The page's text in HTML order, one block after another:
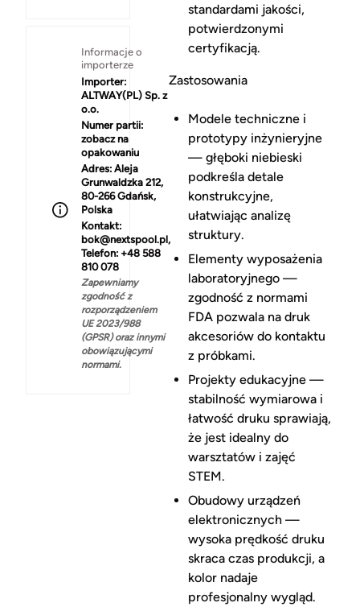
Informacje o
importerze
Importer:
ALTWAY(PL) Sp. z
o.o.
Numer partii:
zobacz na
opakowaniu
Adres: Aleja
Grunwaldzka 212,
80-266 Gdańsk,
Polska
Kontakt:
bok@nextspool.pl,
Telefon: +48 588
810 078
Zapewniamy
zgodność z
rozporządzeniem
UE 2023/988
(GPSR) oraz innymi
obowiązującymi
normami.
standardami jakości,
potwierdzonymi
certyfikacją.
Zastosowania
Modele techniczne i
prototypy inżynieryjne
— głęboki niebieski
podkreśla detale
konstrukcyjne,
ułatwiając analizę
struktury.
Elementy wyposażenia
laboratoryjnego —
zgodność z normami
FDA pozwala na druk
akcesoriów do kontaktu
z próbkami.
Projekty edukacyjne —
stabilność wymiarowa i
łatwość druku sprawiają,
że jest idealny do
warsztatów i zajęć
STEM.
Obudowy urządzeń
elektronicznych —
wysoka prędkość druku
skraca czas produkcji, a
kolor nadaje
profesjonalny wygląd.